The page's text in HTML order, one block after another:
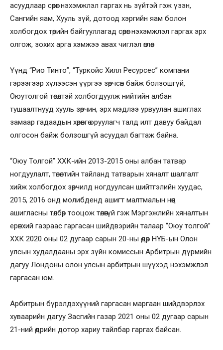
асуудлаар сөрөг нэхэмжлэл гаргах нь зүйтэй гэж үзэн,
Сангийн яам, Хууль зүй, дотоод хэргийн яам болон
холбогдох төрийн байгууллагад сөрөг нэхэмжлэл гаргах эрх
олгож, зохих арга хэмжээ авах чиглэл өглөө.
Үүнд “Рио Тинто”, “Туркойс Хилл Ресурсес” компани
гэрээгээр хүлээсэн үүргээ зөрчсөн байж болзошгүй,
Оюутолгой төсөлтэй холбогдуулж нийтийн албан
тушаалтнууд хууль зөрчин, эрх мэдлээ урвуулан ашиглах
замаар гадаадын хөрөнгө оруулагч талд илт давуу байдал
олгосон байж болзошгүй асуудал багтаж байна.
“Оюу Толгой” ХХК-ийн 2013-2015 оны албан татвар
ногдуулалт, төлөлтийн тайланд татварын хяналт шалгалт
хийж холбогдох зөрчилд ногдуулсан шийтгэлийн хуудас,
2015, 2016 онд молибденд ашигт малтмалын нөөц
ашигласны төлбөр тооцож төлөөгүй гэж Мэргэжлийн хяналтын
ерөнхий газраас гаргасан шийдвэрийн талаар “Оюу толгой”
ХХК 2020 оны 02 дугаар сарын 20-ны өдөр НҮБ-ын Олон
улсын худалдааны эрх зүйн комиссын Арбитрын дүрмийн
дагуу Лондоны олон улсын арбитрын шүүхэд нэхэмжлэл
гаргасан юм.
Арбитрын бүрэлдэхүүний гаргасан маргаан шийдвэрлэх
хуваарийн дагуу Засгийн газар 2021 оны 02 дугаар сарын
21-ний өдрийн дотор хариу тайлбар гаргах байсан.